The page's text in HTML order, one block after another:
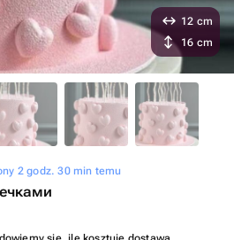
2 godz. 30 min temu
12 cm
16 cm